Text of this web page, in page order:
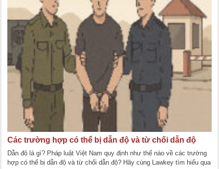
Các trường hợp có thể bị dẫn độ và từ chối dẫn độ
Dẫn độ là gì? Pháp luật Việt Nam quy định như thế nào về các trường
hợp có thể bị dẫn độ và từ chối dẫn độ? Hãy cùng Lawkey tìm hiểu qua